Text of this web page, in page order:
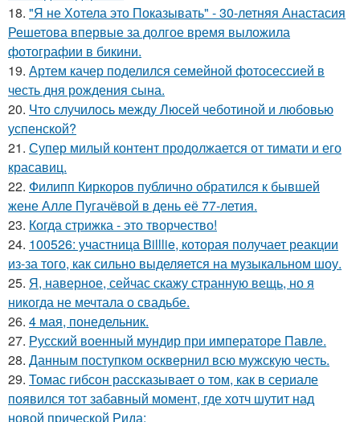
18. "Я не Хотела это Показывать" - 30-летняя Анастасия
Решетова впервые за долгое время выложила
фотографии в бикини.
19. Артем качер поделился семейной фотосессией в
честь дня рождения сына.
20. Что случилось между Люсей чеботиной и любовью
успенской?
21. Супер милый контент продолжается от тимати и его
красавиц.
22. Филипп Киркоров публично обратился к бывшей
жене Алле Пугачёвой в день её 77-летия.
23. Когда стрижка - это творчество!
24. 100526: участница Billlie, которая получает реакции
из-за того, как сильно выделяется на музыкальном шоу.
25. Я, наверное, сейчас скажу странную вещь, но я
никогда не мечтала о свадьбе.
26. 4 мая, понедельник.
27. Русский военный мундир при императоре Павле.
28. Данным поступком осквернил всю мужскую честь.
29. Томас гибсон рассказывает о том, как в сериале
появился тот забавный момент, где хотч шутит над
новой прической Рида: